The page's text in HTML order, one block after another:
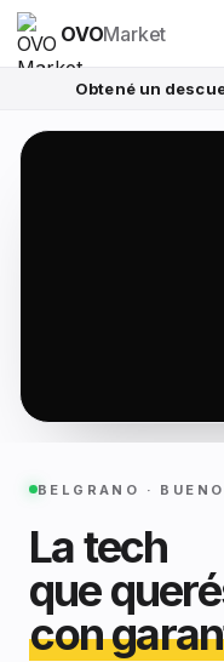
OVOMarket
Obtené un
BELGRANO ·
La tech
que
con